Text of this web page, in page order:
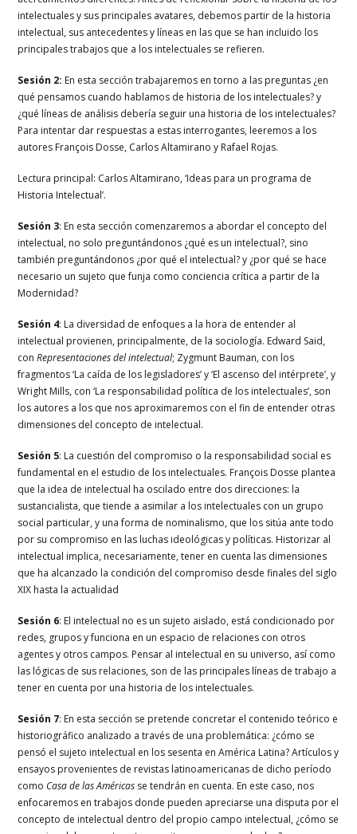
intelectuales y sus principales avatares, debemos partir de la historia
intelectual, sus antecedentes y líneas en las que se han incluido los
principales trabajos que a los intelectuales se refieren.
Sesión 2: En esta sección trabajaremos en torno a las preguntas ¿en
qué pensamos cuando hablamos de historia de los intelectuales? y
¿qué líneas de análisis debería seguir una historia de los intelectuales?
Para intentar dar respuestas a estas interrogantes, leeremos a los
autores François Dosse, Carlos Altamirano y Rafael Rojas.
Lectura principal: Carlos Altamirano, ‘Ideas para un programa de
Historia Intelectual’.
Sesión 3: En esta sección comenzaremos a abordar el concepto del
intelectual, no solo preguntándonos ¿qué es un intelectual?, sino
también preguntándonos ¿por qué el intelectual? y ¿por qué se hace
necesario un sujeto que funja como conciencia crítica a partir de la
Modernidad?
Sesión 4: La diversidad de enfoques a la hora de entender al
intelectual provienen, principalmente, de la sociología. Edward Said,
conRepresentaciones del intelectual; Zygmunt Bauman, con los
fragmentos ‘La caída de los legisladores’ y ‘El ascenso del intérprete’, y
Wright Mills, con ‘La responsabilidad política de los intelectuales’, son
los autores a los que nos aproximaremos con el fin de entender otras
dimensiones del concepto de intelectual.
Sesión 5: La cuestión del compromiso o la responsabilidad social es
fundamental en el estudio de los intelectuales. François Dosse plantea
que la idea de intelectual ha oscilado entre dos direcciones: la
sustancialista, que tiende a asimilar a los intelectuales con un grupo
social particular, y una forma de nominalismo, que los sitúa ante todo
por su compromiso en las luchas ideológicas y políticas. Historizar al
intelectual implica, necesariamente, tener en cuenta las dimensiones
que ha alcanzado la condición del compromiso desde finales del siglo
XIX hasta la actualidad
Sesión 6: El intelectual no es un sujeto aislado, está condicionado por
redes, grupos y funciona en un espacio de relaciones con otros
agentes y otros campos. Pensar al intelectual en su universo, así como
las lógicas de sus relaciones, son de las principales líneas de trabajo a
tener en cuenta por una historia de los intelectuales.
Sesión 7: En esta sección se pretende concretar el contenido teórico e
historiográfico analizado a través de una problemática: ¿cómo se
pensó el sujeto intelectual en los sesenta en América Latina? Artículos y
ensayos provenientes de revistas latinoamericanas de dicho período
como Casa de las Américas se tendrán en cuenta. En este caso, nos
enfocaremos en trabajos donde pueden apreciarse una disputa por el
concepto de intelectual dentro del propio campo intelectual, ¿cómo se